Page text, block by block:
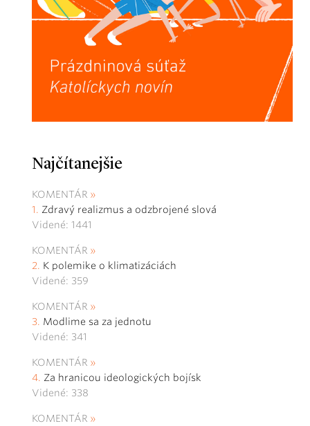
Najčítanejšie
KOMENTÁR
Zdravý realizmus a odzbrojené slová
Videné: 1441
KOMENTÁR
K polemike o klimatizáciách
Videné: 359
KOMENTÁR
Modlime sa za jednotu
Videné: 341
KOMENTÁR
Za hranicou ideologických bojísk
Videné: 338
KOMENTÁR